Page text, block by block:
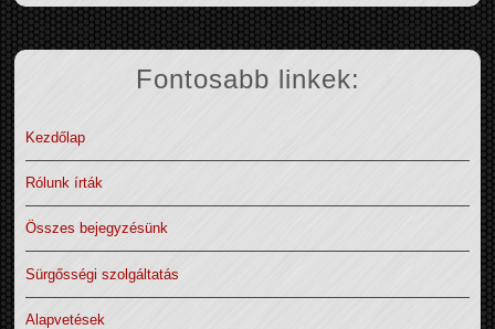
Fontosabb linkek:
Kezdőlap
Rólunk írták
Összes bejegyzésünk
Sürgősségi szolgáltatás
Alapvetések